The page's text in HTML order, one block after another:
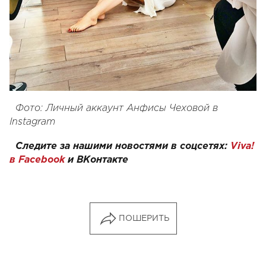
Фото: Личный аккаунт Анфисы Чеховой в
Instagram
Следите за нашими новостями в соцсетях: Viva!
в Facebookи ВКонтакте
ПОШЕРИТЬ